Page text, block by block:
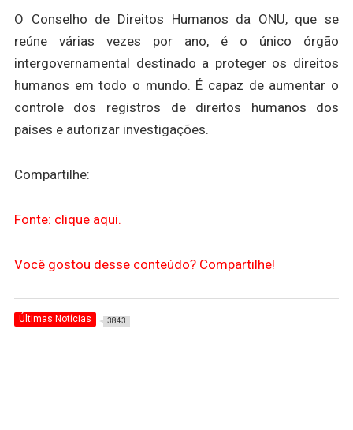
O Conselho de Direitos Humanos da ONU, que se
reúne várias vezes por ano, é o único órgão
intergovernamental destinado a proteger os direitos
humanos em todo o mundo. É capaz de aumentar o
controle dos registros de direitos humanos dos
países e autorizar investigações.
Compartilhe:
Fonte: clique aqui.
Você gostou desse conteúdo? Compartilhe!
Últimas Notícias 3843